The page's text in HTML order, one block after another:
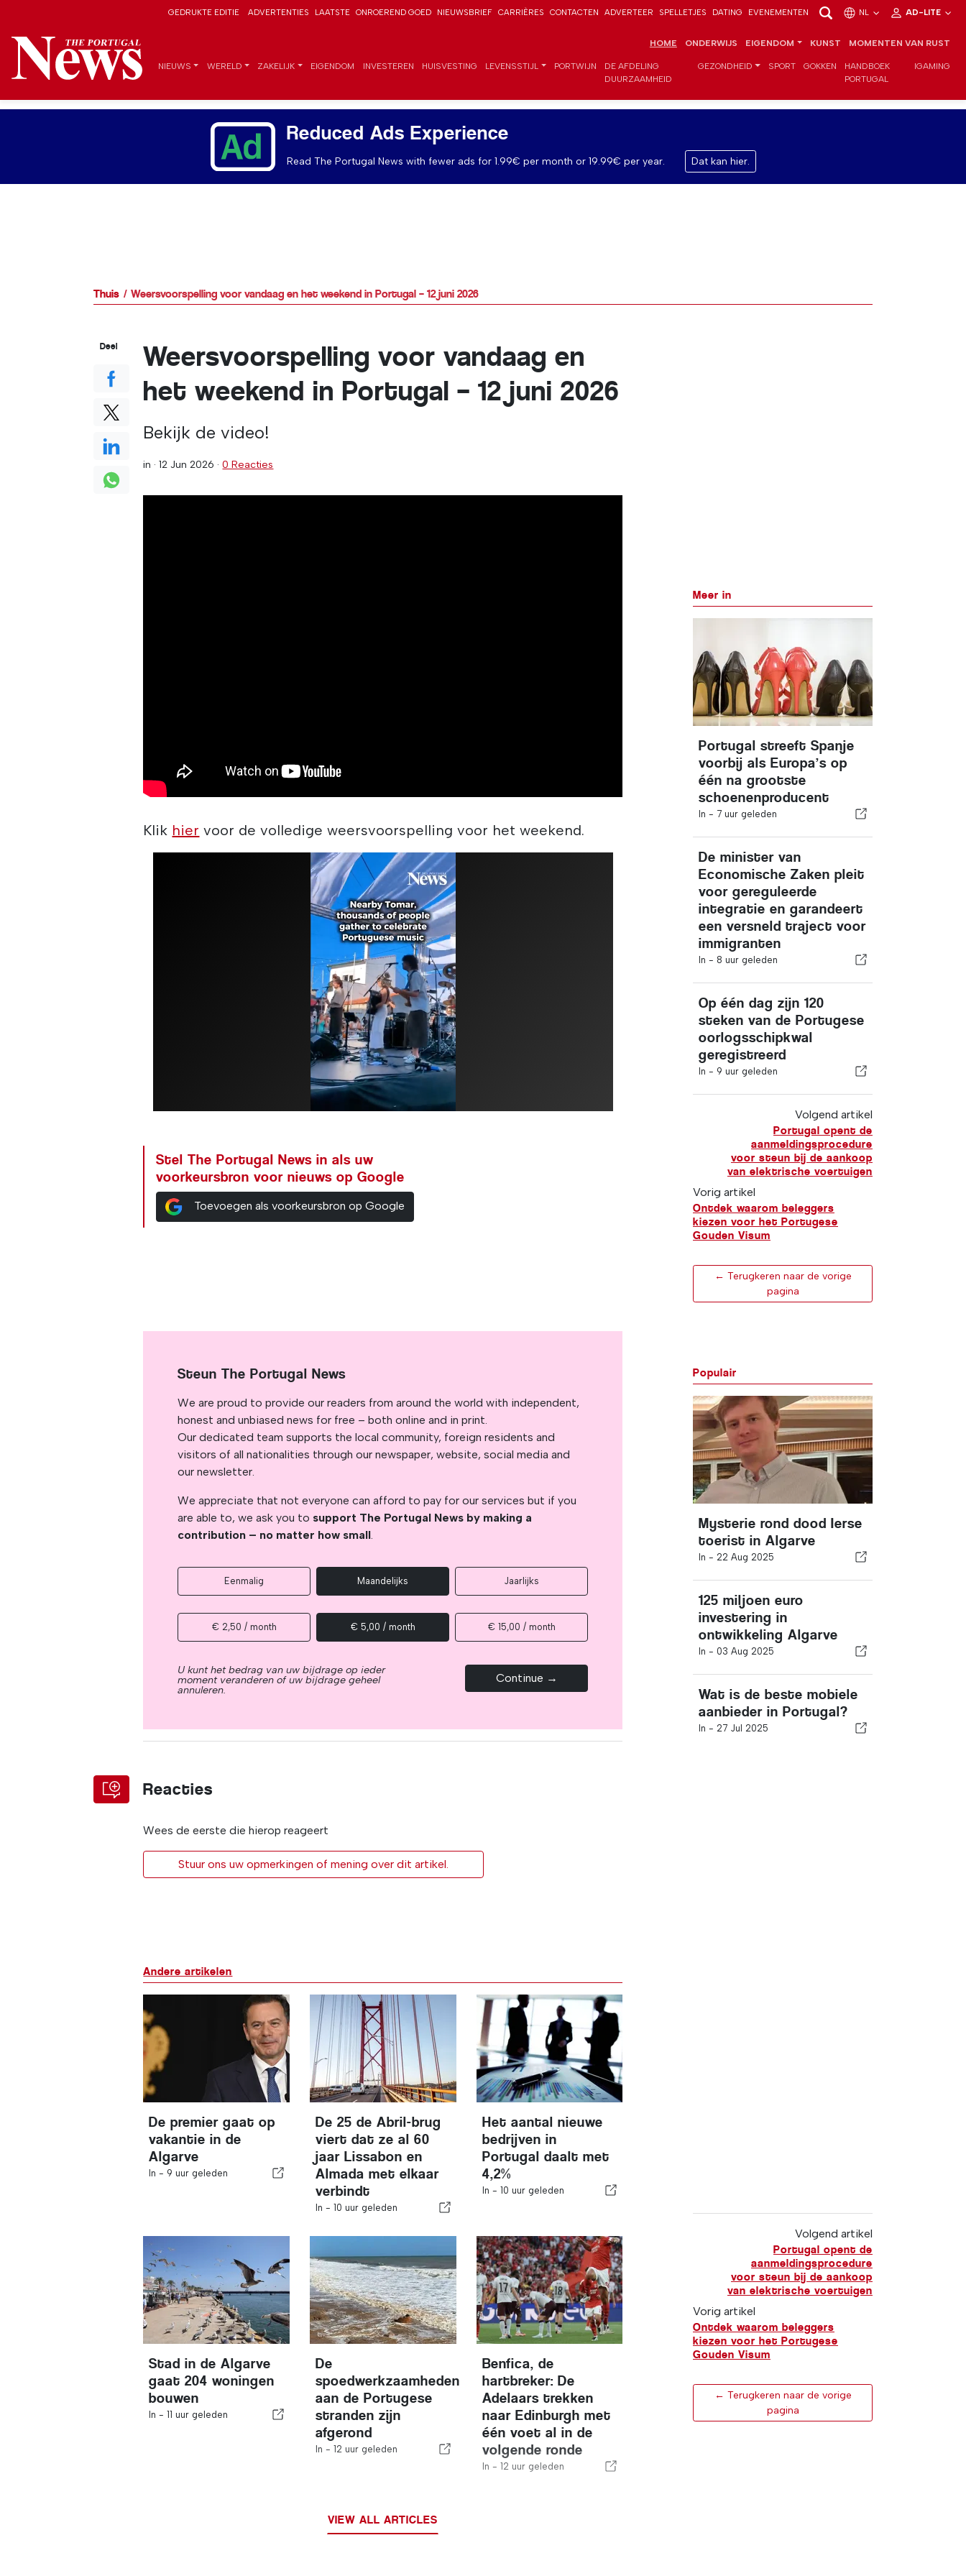
GEDRUKTE EDITIE ADVERTENTIES LAATSTE ONROEREND GOED NIEUWSBRIEF CARRIÈRES CONTACTEN ADVERTEER SPELLETJES DATING EVENEMENTEN NL AD-LITE
HOME ONDERWIJS EIGENDOM KUNST MOMENTEN VAN RUST
NIEUWS WERELD ZAKELIJK EIGENDOM INVESTEREN HUISVESTING LEVENSSTIJL PORTWIJN
DE AFDELING
DUURZAAMHEID
GEZONDHEID SPORT GOKKEN
HANDBOEK
PORTUGAL
IGAMING
Reduced Ads Experience
Read The Portugal News with fewer ads for 1.99€ per month or 19.99€ per year. Dat kan hier.
Thuis Weersvoorspelling voor vandaag en het weekend in Portugal – 12 juni 2026
Weersvoorspelling voor vandaag en
het weekend in Portugal – 12 juni 2026
Bekijk de video!
in ·12 Jun 2026 ·0 Reacties
Klik hier voor de volledige weersvoorspelling voor het weekend.
Stel The Portugal News in als uw
voorkeursbron voor nieuws op Google
Toevoegen als voorkeursbron op Google
Deel
Meer in
Portugal streeft Spanje
voorbij als Europa’s op
één na grootste
schoenenproducent
In - 7 uur geleden
De minister van
Economische Zaken pleit
voor gereguleerde
integratie en garandeert
een versneld traject voor
immigranten
In - 8 uur geleden
Op één dag zijn 120
steken van de Portugese
oorlogsschipkwal
geregistreerd
In - 9 uur geleden
Volgend artikel
Portugal opent de
aanmeldingsprocedure
voor steun bij de aankoop
van elektrische voertuigen
Vorig artikel
Ontdek waarom beleggers
kiezen voor het Portugese
Gouden Visum
← Terugkeren naar de vorige
pagina
Steun The Portugal News
We are proud to provide our readers from around the world with independent,
honest and unbiased news for free – both online and in print.
Our dedicated team supports the local community, foreign residents and
visitors of all nationalities through our newspaper, website, social media and
our newsletter.
We appreciate that not everyone can afford to pay for our services but if you
are able to, we ask you to support The Portugal News by making a
contribution – no matter how small.
Eenmalig Maandelijks Jaarlijks
€ 2,50 / month € 5,00 / month € 15,00 / month
U kunt het bedrag van uw bijdrage op ieder
moment veranderen of uw bijdrage geheel
annuleren.
Continue →
Reacties
Wees de eerste die hierop reageert
Stuur ons uw opmerkingen of mening over dit artikel.
Populair
Mysterie rond dood Ierse
toerist in Algarve
In - 22 Aug 2025
125 miljoen euro
investering in
ontwikkeling Algarve
In - 03 Aug 2025
Wat is de beste mobiele
aanbieder in Portugal?
In - 27 Jul 2025
Andere artikelen
De premier gaat op
vakantie in de
Algarve
In - 9 uur geleden
De 25 de Abril-brug
viert dat ze al 60
jaar Lissabon en
Almada met elkaar
verbindt
In -10 uur geleden
Het aantal nieuwe
bedrijven in
Portugal daalt met
4,2%
In - 10 uur geleden
Stad in de Algarve
gaat 204 woningen
bouwen
In -11 uur geleden
De
spoedwerkzaamheden
aan de Portugese
stranden zijn
afgerond
In -12 uur geleden
Benfica, de
hartbreker: De
Adelaars trekken
naar Edinburgh met
één voet al in de
volgende ronde
In - 12 uur geleden
VIEW ALL ARTICLES
Volgend artikel
Portugal opent de
aanmeldingsprocedure
voor steun bij de aankoop
van elektrische voertuigen
Vorig artikel
Ontdek waarom beleggers
kiezen voor het Portugese
Gouden Visum
← Terugkeren naar de vorige
pagina